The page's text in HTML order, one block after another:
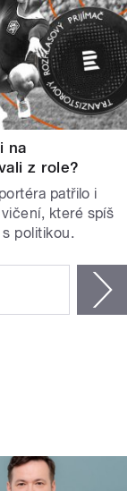
na
z role?
patřilo i
které spíš
politikou.